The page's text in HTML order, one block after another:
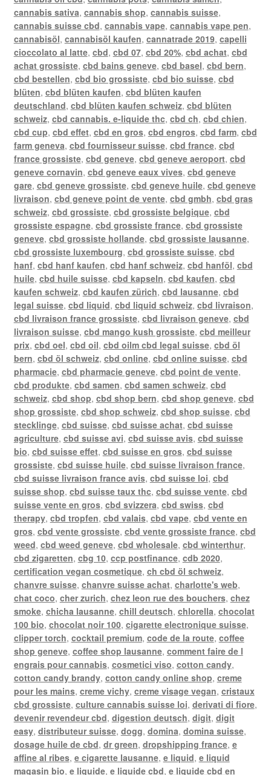
cannabis sativa, cannabis shop, cannabis suisse,
cannabis suisse cbd, cannabis vape, cannabis vape pen,
cannabisöl, cannabisöl kaufen, cannatrade 2019, capelli
cioccolato al latte, cbd, cbd 07, cbd 20%, cbd achat, cbd
achat grossiste, cbd bains geneve, cbd basel, cbd bern,
cbd bestellen, cbd bio grossiste, cbd bio suisse, cbd
blüten, cbd blüten kaufen, cbd blüten kaufen
deutschland, cbd blüten kaufen schweiz, cbd blüten
schweiz, cbd cannabis. e-liquide thc, cbd ch, cbd chien,
cbd cup, cbd effet, cbd en gros, cbd engros, cbd farm, cbd
farm geneva, cbd fournisseur suisse, cbd france, cbd
france grossiste, cbd geneve, cbd geneve aeroport, cbd
geneve cornavin, cbd geneve eaux vives, cbd geneve
gare, cbd geneve grossiste, cbd geneve huile, cbd geneve
livraison, cbd geneve point de vente, cbd gmbh, cbd gras
schweiz, cbd grossiste, cbd grossiste belgique, cbd
grossiste espagne, cbd grossiste france, cbd grossiste
geneve, cbd grossiste hollande, cbd grossiste lausanne,
cbd grossiste luxembourg, cbd grossiste suisse, cbd
hanf, cbd hanf kaufen, cbd hanf schweiz, cbd hanföl, cbd
huile, cbd huile suisse, cbd kapseln, cbd kaufen, cbd
kaufen schweiz, cbd kaufen zürich, cbd lausanne, cbd
legal suisse, cbd liquid, cbd liquid schweiz, cbd livraison,
cbd livraison france grossiste, cbd livraison geneve, cbd
livraison suisse, cbd mango kush grossiste, cbd meilleur
prix, cbd oel, cbd oil, cbd oilm cbd legal suisse, cbd öl
bern, cbd öl schweiz, cbd online, cbd online suisse, cbd
pharmacie, cbd pharmacie geneve, cbd point de vente,
cbd produkte, cbd samen, cbd samen schweiz, cbd
schweiz, cbd shop, cbd shop bern, cbd shop geneve, cbd
shop grossiste, cbd shop schweiz, cbd shop suisse, cbd
stecklinge, cbd suisse, cbd suisse achat, cbd suisse
agriculture, cbd suisse avi, cbd suisse avis, cbd suisse
bio, cbd suisse effet, cbd suisse en gros, cbd suisse
grossiste, cbd suisse huile, cbd suisse livraison france,
cbd suisse livraison france avis, cbd suisse loi, cbd
suisse shop, cbd suisse taux thc, cbd suisse vente, cbd
suisse vente en gros, cbd svizzera, cbd swiss, cbd
therapy, cbd tropfen, cbd valais, cbd vape, cbd vente en
gros, cbd vente grossiste, cbd vente grossiste france, cbd
weed, cbd weed geneve, cbd wholesale, cbd winterthur,
cbd zigaretten, cbg 10, ccp postfinance, cdb 2020,
certification vegan cosmetique, ch cbd öl schweiz,
chanvre suisse, chanvre suisse achat, charlotte's web,
chat coco, cher zurich, chez leon rue des bouchers, chez
smoke, chicha lausanne, chill deutsch, chlorella, chocolat
100 bio, chocolat noir 100, cigarette electronique suisse,
clipper torch, cocktail premium, code de la route, coffee
shop geneve, coffee shop lausanne, comment faire de l
engrais pour cannabis, cosmetici viso, cotton candy,
cotton candy brandy, cotton candy online shop, creme
pour les mains, creme vichy, creme visage vegan, cristaux
cbd grossiste, culture cannabis suisse loi, derivati di fiore,
devenir revendeur cbd, digestion deutsch, digit, digit
easy, distributeur suisse, dogg, domina, domina suisse,
dosage huile de cbd, dr green, dropshipping france, e
affine al ribes, e cigarette lausanne, e liquid, e liquid
magasin bio, e liquide, e liquide cbd, e liquide cbd en